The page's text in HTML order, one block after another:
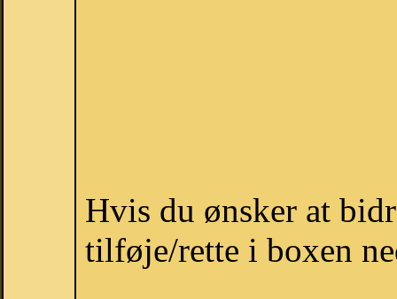
Hvis du ønsker at
tilføje/rette i boxen